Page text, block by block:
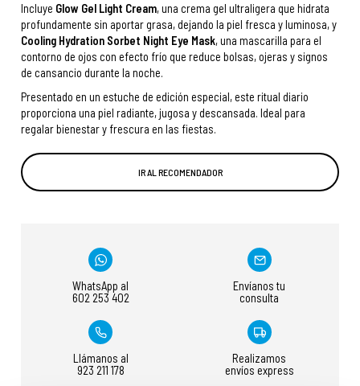
Incluye Glow Gel Light Cream, una crema gel ultraligera que hidrata
profundamente sin aportar grasa, dejando la piel fresca y luminosa, y
Cooling Hydration Sorbet Night Eye Mask, una mascarilla para el
contorno de ojos con efecto frío que reduce bolsas, ojeras y signos
de cansancio durante la noche.
Presentado en un estuche de edición especial, este ritual diario
proporciona una piel radiante, jugosa y descansada. Ideal para
regalar bienestar y frescura en las fiestas.
IR AL RECOMENDADOR
WhatsApp al
602 253 402
Envíanos tu
consulta
Llámanos al
923 211 178
Realizamos
envíos express